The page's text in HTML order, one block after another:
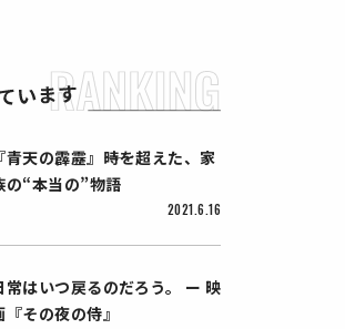
『青天の霹靂』――時を超えた、家
の“本当の”物語
2021.6.16
常はいつ戻るのだろう。 ー 映
『その夜の侍』